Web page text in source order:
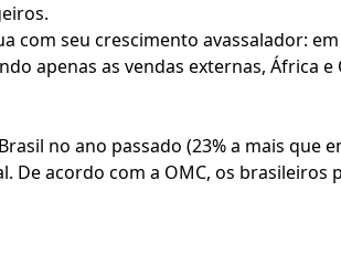
com seu crescimento avassalador:
apenas as vendas externas,
no ano passado (23% a mais
De acordo com a OMC, os brasileiros